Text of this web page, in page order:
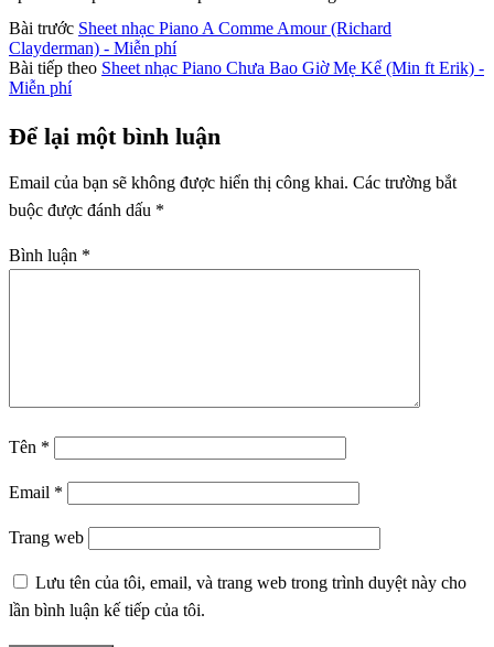
Bài trước Sheet nhạc Piano A Comme Amour (Richard
Clayderman) - Miễn phí
Bài tiếp theo Sheet nhạc Piano Chưa Bao Giờ Mẹ Kể (Min ft Erik) -
Miễn phí
Để lại một bình luận
Email của bạn sẽ không được hiển thị công khai. Các trường bắt
buộc được đánh dấu *
Bình luận *
Tên *
Email *
Trang web
Lưu tên của tôi, email, và trang web trong trình duyệt này cho
lần bình luận kế tiếp của tôi.